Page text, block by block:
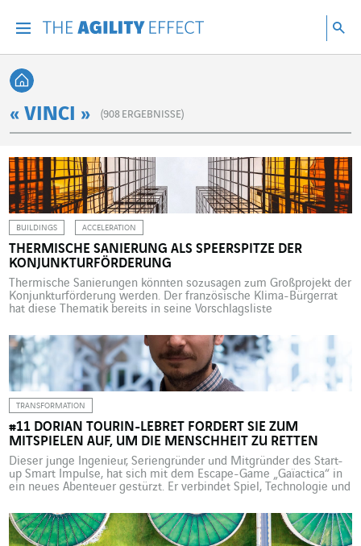
Zurück zur Startseite
« VINCI » (908 ERGEBNISSE)
BUILDINGS ACCELERATION
THERMISCHE SANIERUNG ALS SPEERSPITZE DER
KONJUNKTURFÖRDERUNG
Thermische Sanierungen könnten sozusagen zum Großprojekt der
Konjunkturförderung werden. Der französische Klima-Bürgerrat
hat diese Thematik bereits in seine Vorschlagsliste
ebenfalls deren Bedeutung herausgestellt. Diese Großbaustelle
verspricht in der Tat vielseitigen Nutzen. Es handelt sich um eine
Quelle „nicht verlagerbarer, lokaler Arbeitsplätze“, so Audrey
Zermati. Außerdem ist der Gebäudesektor […]
TRANSFORMATION
#11 DORIAN TOURIN-LEBRET FORDERT SIE ZUM
MITSPIELEN AUF, UM DIE MENSCHHEIT ZU RETTEN
Dieser junge Ingenieur, Seriengründer und Mitgründer des Start-
up Smart Impulse, hat sich mit dem Escape-Game „Gaïactica“ in
ein neues Abenteuer gestürzt. Er verbindet Spiel, Technologie und
machen. Dorian Tourin-Lebret ist Unternehmer, Consultant,
Ausbilder und Coach und hat mit seinen 31 Jahren bereits
mehrere Leben hinter sich. „Ich […]